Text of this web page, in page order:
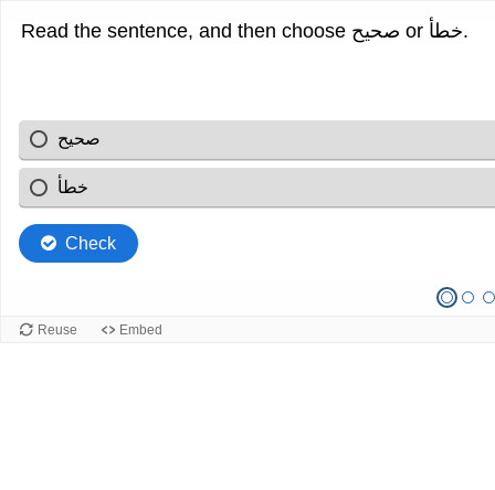
Read the sentence, and then choose صحيح or خطأ.
صحيح
خطأ
Check
Reuse Embed